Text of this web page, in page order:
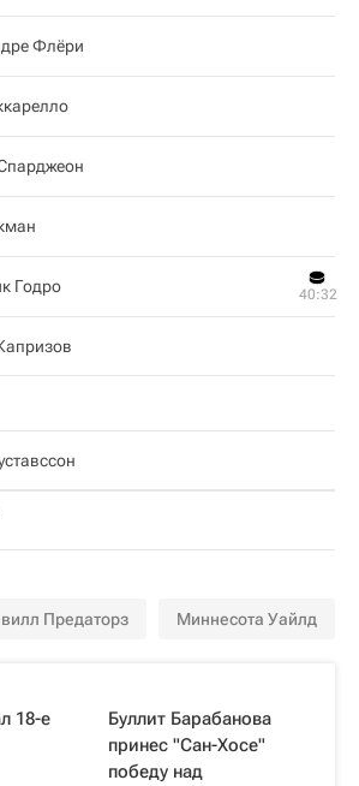
Флёри
Годро 40:32
Предаторз Миннесота Уайлд
18-е
Буллит Барабанова
принес "Сан-Хосе"
победу над